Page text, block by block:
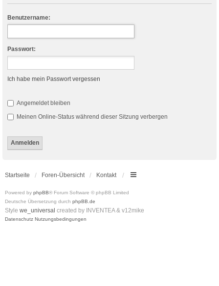
Benutzername:
Passwort:
Ich habe mein Passwort vergessen
Angemeldet bleiben
Meinen Online-Status während dieser Sitzung verbergen
Startseite Foren-Übersicht Kontakt
Powered by phpBB® Forum Software © phpBB Limited
Deutsche Übersetzung durch phpBB.de
Style we_universal created by INVENTEA & v12mike
Datenschutz Nutzungsbedingungen